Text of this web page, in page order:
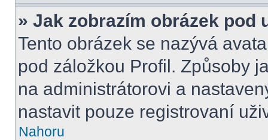
» Jak zobrazím obrázek pod
Tento obrázek se nazývá
pod záložkou Profil. Způsoby
na administrátorovi a
nastavit pouze registrovaní
Nahoru